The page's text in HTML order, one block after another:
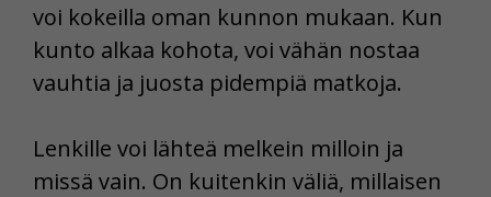
voi kokeilla oman kunnon mukaan. Kun
kunto alkaa kohota, voi vähän nostaa
vauhtia ja juosta pidempiä matkoja.
Lenkille voi lähteä melkein milloin ja
missä vain. On kuitenkin väliä, millaisen